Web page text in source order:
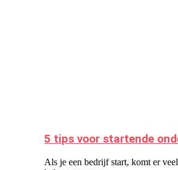
5 tips voor startende
Als je een bedrijf start, komt er